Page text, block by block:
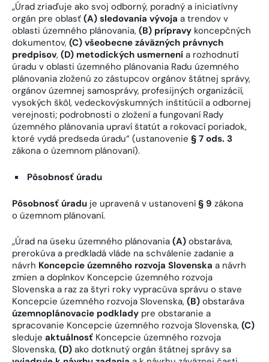
„Úrad zriaďuje ako svoj odborný, poradný a iniciatívny
orgán pre oblasť (A) sledovania vývoja a trendov v
oblasti územného plánovania, (B) prípravy koncepčných
dokumentov, (C) všeobecne záväzných právnych
predpisov, (D) metodických usmernení a rozhodnutí
úradu v oblasti územného plánovania Radu územného
plánovania zloženú zo zástupcov orgánov štátnej správy,
orgánov územnej samosprávy, profesijných organizácií,
vysokých škôl, vedeckovýskumných inštitúcií a odbornej
verejnosti; podrobnosti o zložení a fungovaní Rady
územného plánovania upraví štatút a rokovací poriadok,
ktoré vydá predseda úradu“ (ustanovenie § 7 ods. 3
zákona o územnom plánovaní).
Pôsobnosť úradu
Pôsobnosť úradu je upravená v ustanovení§ 9 zákona
o územnom plánovaní.
„Úrad na úseku územného plánovania (A) obstaráva,
prerokúva a predkladá vláde na schválenie zadanie a
návrh Koncepcie územného rozvoja Slovenska a návrh
zmien a doplnkov Koncepcie územného rozvoja
Slovenska a raz za štyri roky vypracúva správu o stave
Koncepcie územného rozvoja Slovenska, (B) obstaráva
územnoplánovacie podklady pre obstaranie a
spracovanie Koncepcie územného rozvoja Slovenska, (C)
sleduje aktuálnosť Koncepcie územného rozvoja
Slovenska, (D) ako dotknutý orgán štátnej správy sa